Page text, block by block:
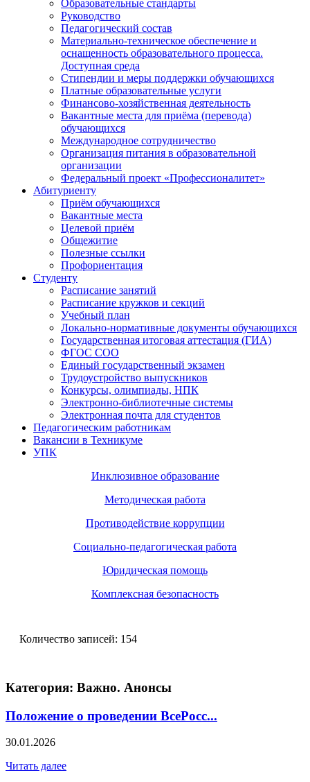
Образовательные стандарты
Руководство
Педагогический состав
Материально-техническое обеспечение и
оснащенность образовательного процесса.
Доступная среда
Стипендии и меры поддержки обучающихся
Платные образовательные услуги
Финансово-хозяйственная деятельность
Вакантные места для приёма (перевода)
обучающихся
Международное сотрудничество
Организация питания в образовательной
организации
Федеральный проект «Профессионалитет»
Абитуриенту
Приём обучающихся
Вакантные места
Целевой приём
Общежитие
Полезные ссылки
Профориентация
Студенту
Расписание занятий
Расписание кружков и секций
Учебный план
Локально-нормативные документы обучающихся
Государственная итоговая аттестация (ГИА)
ФГОС СОО
Единый государственный экзамен
Трудоустройство выпускников
Конкурсы, олимпиады, НПК
Электронно-библиотечные системы
Электронная почта для студентов
Педагогическим работникам
Вакансии в Техникуме
УПК
Инклюзивное образование
Методическая работа
Противодействие коррупции
Социально-педагогическая работа
Юридическая помощь
Комплексная безопасность
Количество записей: 154
Категория: Важно. Анонсы
Положение о проведении ВсеРосс...
30.01.2026
Читать далее